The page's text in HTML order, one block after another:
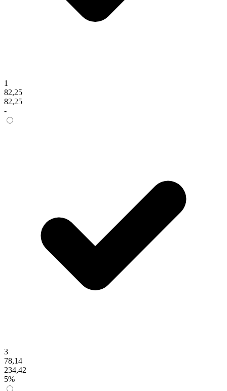
1
82,25
82,25
-
3
78,14
234,42
5%